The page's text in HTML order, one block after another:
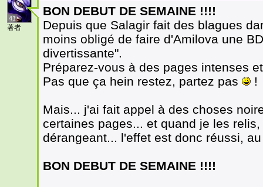
41
著者
BON DEBUT DE SEMAINE !!!!
Depuis que Salagir fait des blagues
moins obligé de faire d'Amilova une
divertissante".
Préparez-vous à des pages intenses
Pas que ça hein restez, partez pas
!
Mais... j'ai fait appel à des choses
certaines pages... et quand je les
dérangeant... l'effet est donc réussi,
BON DEBUT DE SEMAINE !!!!